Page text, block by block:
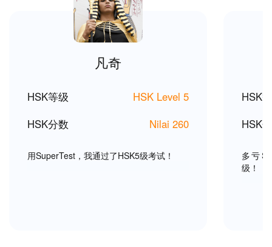
凡奇
HSK等级
HSK Level 5
HSK分数
Nilai 260
用SuperTest，我通过了HSK5级考试！
HSK
HSK
多亏
级！